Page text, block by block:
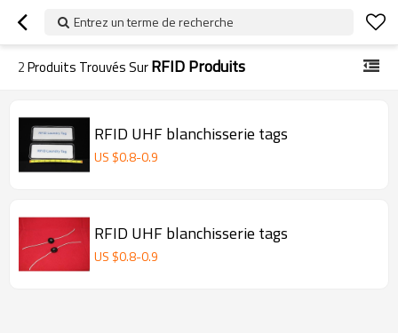
Entrez un terme de recherche
2Produits Trouvés SurRFID Produits
RFID UHF blanchisserie tags
US $0.8-0.9
RFID UHF blanchisserie tags
US $0.8-0.9